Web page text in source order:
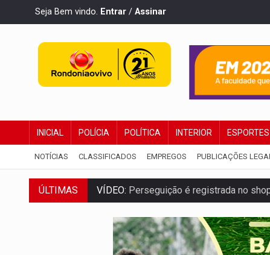
Seja Bem vindo. Entrar / Assinar
INICIAL POLÍCIA POLÍTICA INTERIOR ESPORTES
NOTÍCIAS CLASSIFICADOS EMPREGOS PUBLICAÇÕES
ÚLTIMAS VÍDEO: Perseguição é registrada no
LUDOPATIA:Apostas online começam a
REFLORESTAMENTO:Plantar árvores